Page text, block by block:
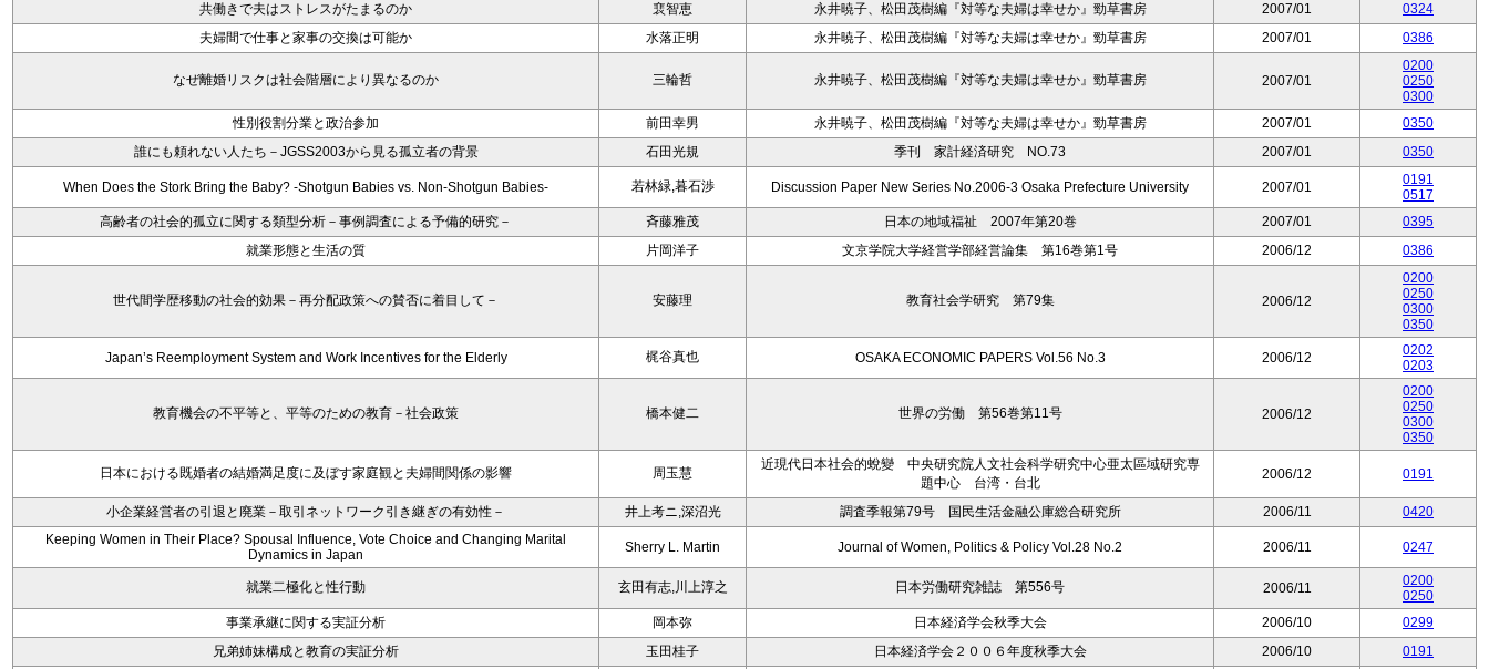
共働きで夫はストレスがたまるのか
裵智恵 永井暁子、松田茂樹編『対等な夫婦は幸せか』勁草書房 2007/01
0324
夫婦間で仕事と家事の交換は可能か
水落正明 永井暁子、松田茂樹編『対等な夫婦は幸せか』勁草書房 2007/01 0386
なぜ離婚リスクは社会階層により異なるのか 三輪哲 永井暁子、松田茂樹編『対等な夫婦は幸せか』勁草書房 2007/01
0200
0250
0300
性別役割分業と政治参加
前田幸男 永井暁子、松田茂樹編『対等な夫婦は幸せか』勁草書房 2007/01
0350
誰にも頼れない人たち－JGSS2003から見る孤立者の背景
石田光規 季刊 家計経済研究 NO.73 2007/01 0350
When Does the Stork Bring the Baby? -Shotgun Babies vs. Non-Shotgun Babies- 若林緑,暮石渉 Discussion Paper New Series No.2006-3 Osaka Prefecture University 2007/01
0191
0517
高齢者の社会的孤立に関する類型分析－事例調査による予備的研究－
斉藤雅茂 日本の地域福祉 2007年第20巻 2007/01
0395
就業形態と生活の質
片岡洋子 文京学院大学経営学部経営論集 第16巻第1号 2006/12 0386
世代間学歴移動の社会的効果－再分配政策への賛否に着目して－ 安藤理 教育社会学研究 第79集 2006/12
0200
0250
0300
0350
Japan’s Reemployment System and Work Incentives for the Elderly 梶谷真也 OSAKA ECONOMIC PAPERS Vol.56 No.3 2006/12
0202
0203
教育機会の不平等と、平等のための教育－社会政策 橋本健二 世界の労働 第56巻第11号 2006/12
0200
0250
0300
0350
日本における既婚者の結婚満足度に及ぼす家庭観と夫婦間関係の影響 周玉慧
近現代日本社会的蛻變 中央研究院人文社会科学研究中心亜太區域研究専
題中心 台湾・台北
2006/12 0191
小企業経営者の引退と廃業－取引ネットワーク引き継ぎの有効性－ 井上考ニ,深沼光 調査季報第79号 国民生活金融公庫総合研究所 2006/11
0420
Keeping Women in Their Place? Spousal Influence, Vote Choice and Changing Marital
Dynamics in Japan
Sherry L. Martin Journal of Women, Politics & Policy Vol.28 No.2 2006/11 0247
就業二極化と性行動 玄田有志,川上淳之 日本労働研究雑誌 第556号 2006/11
0200
0250
事業承継に関する実証分析
岡本弥 日本経済学会秋季大会 2006/10
0299
兄弟姉妹構成と教育の実証分析
玉田桂子 日本経済学会２００６年度秋季大会 2006/10 0191